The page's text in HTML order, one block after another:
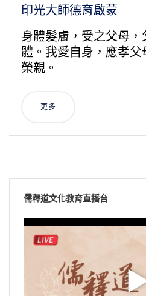
印光大師德育啟蒙
身體髮膚，受之父母
體。我愛自身，應孝
榮親。
更多
儒釋道文化教育直播台